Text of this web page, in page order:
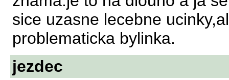
sice uzasne lecebne
problematicka bylinka.
jezdec